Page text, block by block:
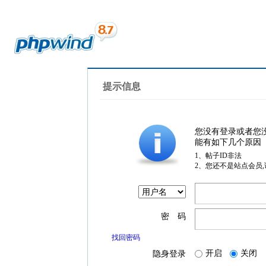
提示信息
您没有登录或者您
能有如下几个原因
1、帖子ID非法
2、您还不是站点会员
密 码
找回密码
隐身登录 开启 关闭